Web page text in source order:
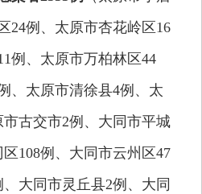
24例、太原市杏花岭区16
例、太原市万柏林区44
、太原市清徐县4例、太
古交市2例、大同市平城
108例、大同市云州区47
大同市灵丘县2例、大同